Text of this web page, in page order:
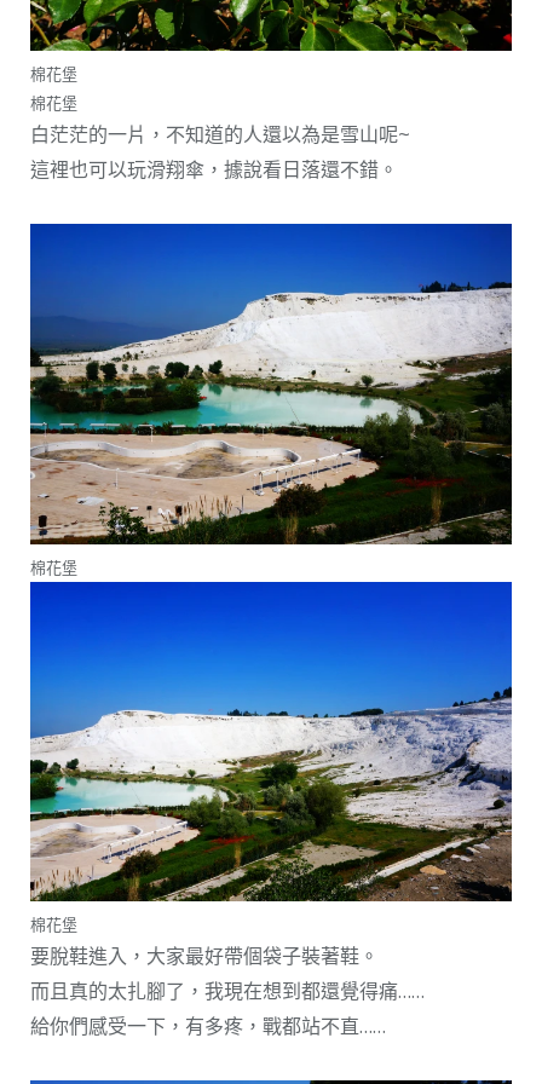
棉花堡
棉花堡
白茫茫的一片，不知道的人還以為是雪山呢~
這裡也可以玩滑翔傘，據說看日落還不錯。
棉花堡
棉花堡
要脫鞋進入，大家最好帶個袋子裝著鞋。
而且真的太扎腳了，我現在想到都還覺得痛……
給你們感受一下，有多疼，戰都站不直……